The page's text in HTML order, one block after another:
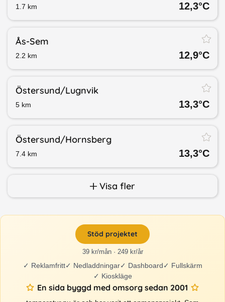
1.7 km 12,3°C
Ås-Sem
2.2 km 12,9°C
Östersund/​Lugnvik
5 km 13,3°C
Östersund/​Hornsberg
7.4 km 13,3°C
Visa fler
Stöd projektet
39 kr/mån · 249 kr/år
✓ Reklamfritt✓ Nedladdningar✓ Dashboard✓ Fullskärm
✓ Kioskläge
En sida byggd med omsorg sedan 2001